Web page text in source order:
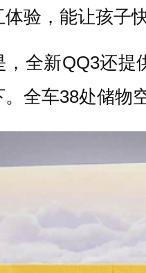
验，能让孩子
，全新QQ3还提
全车38处储物